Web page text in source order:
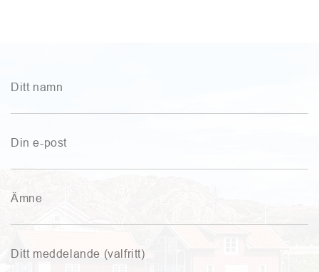
Ditt namn
Din e-post
Ämne
Ditt meddelande (valfritt)